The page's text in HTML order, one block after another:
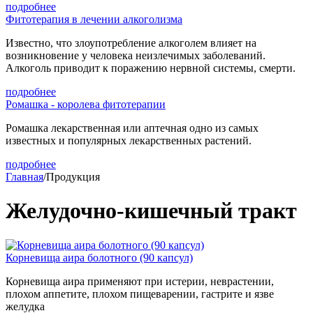
подробнее
Фитотерапия в лечении алкоголизма
Известно, что злоупотребление алкоголем влияет на
возникновение у человека неизлечимых заболеваний.
Алкоголь приводит к поражению нервной системы, смерти.
подробнее
Ромашка - королева фитотерапии
Ромашка лекарственная или аптечная одно из самых
известных и популярных лекарственных растений.
подробнее
Главная/Продукция
Желудочно-кишечный тракт
Корневища аира болотного (90 капсул)
Корневища аира применяют при истерии, неврастении,
плохом аппетите, плохом пищеварении, гастрите и язве
желудка